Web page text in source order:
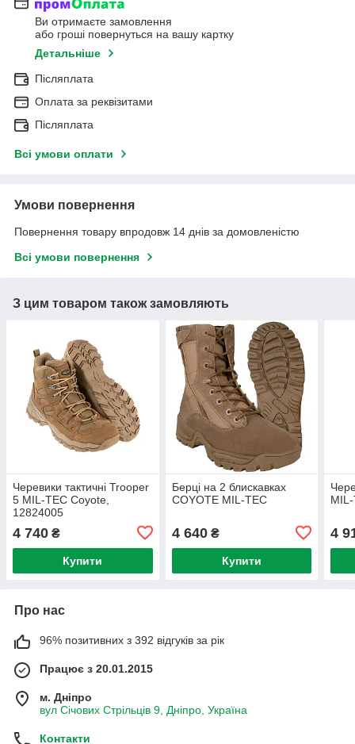
Ви отримаєте замовлення
або гроші повернуться на вашу картку
Детальніше
Післяплата
Оплата за реквізитами
Післяплата
Всі умови оплати
Умови повернення
Повернення товару впродовж 14 днів за домовленістю
Всі умови повернення
З цим товаром також замовляють
Черевики тактичні Trooper
5 MIL-TEC Coyote,
12824005
4 740 ₴
Купити
Берці на 2 блискавках
COYOTE MIL-TEC
4 640₴
Купити
4
Про нас
96% позитивних з 392 відгуків за рік
Працює з 20.01.2015
м. Дніпро
вул Січових Стрільців 9, Дніпро, Україна
Контакти